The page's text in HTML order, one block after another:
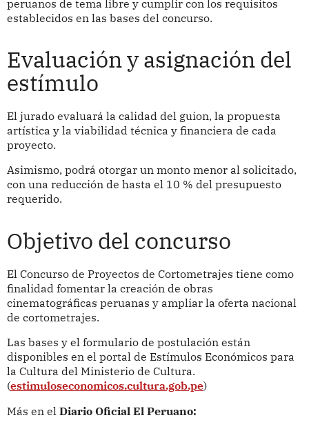
peruanos de tema libre y cumplir con los requisitos
establecidos en las bases del concurso.
Evaluación y asignación del
estímulo
El jurado evaluará la calidad del guion, la propuesta
artística y la viabilidad técnica y financiera de cada
proyecto.
Asimismo, podrá otorgar un monto menor al solicitado,
con una reducción de hasta el 10 % del presupuesto
requerido.
Objetivo del concurso
El Concurso de Proyectos de Cortometrajes tiene como
finalidad fomentar la creación de obras
cinematográficas peruanas y ampliar la oferta nacional
de cortometrajes.
Las bases y el formulario de postulación están
disponibles en el portal de Estímulos Económicos para
la Cultura del Ministerio de Cultura.
(estimuloseconomicos.cultura.gob.pe)
Más en el Diario Oficial El Peruano: